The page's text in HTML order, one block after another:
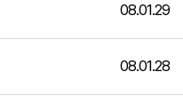
08.01.29
08.01.28